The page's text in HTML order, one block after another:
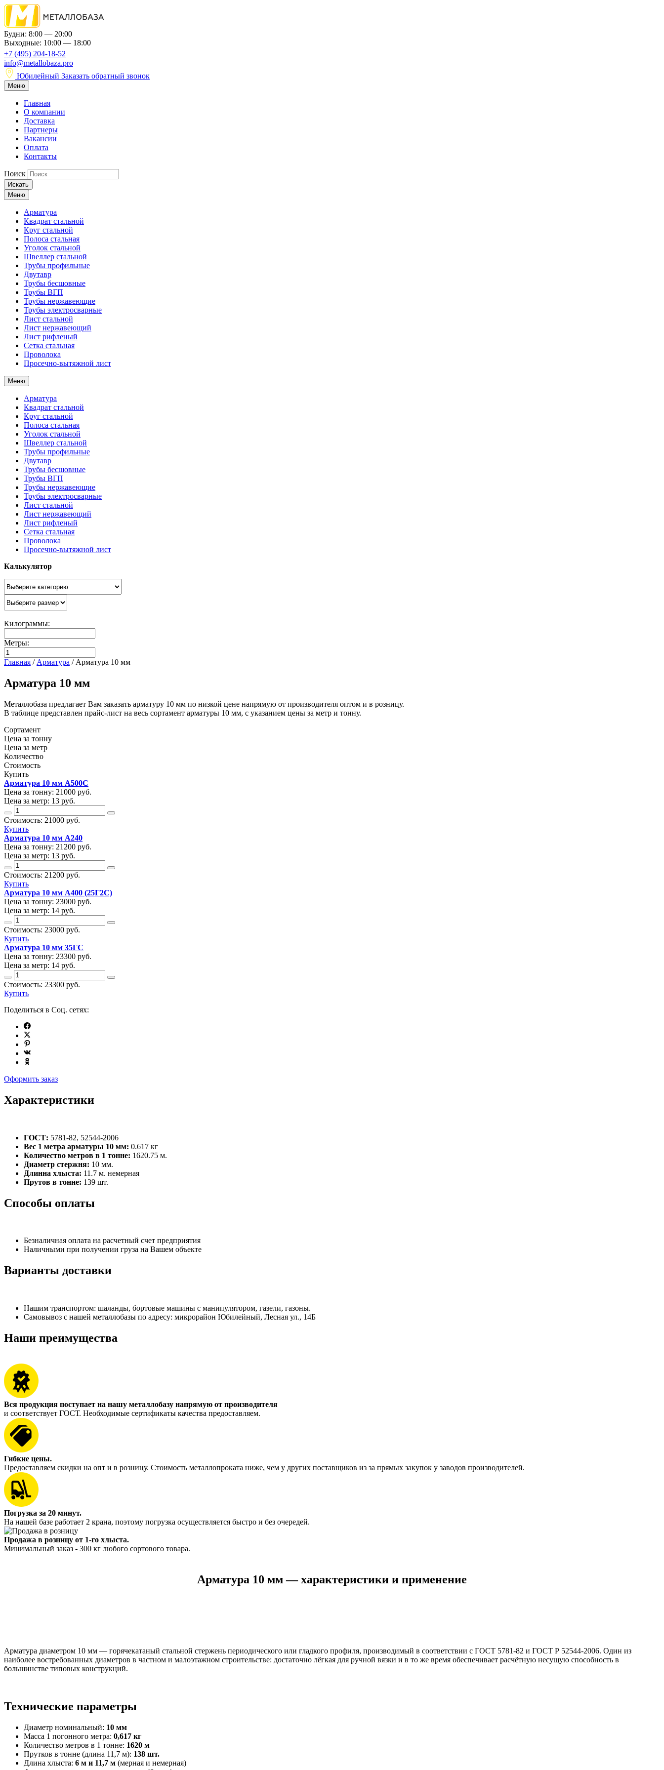
Будни: 8:00 — 20:00
Выходные: 10:00 — 18:00
+7 (495) 204-18-52
info@metallobaza.pro
Юбилейный Заказать обратный звонок
Меню
Главная
О компании
Доставка
Партнеры
Вакансии
Оплата
Контакты
Поиск
Искать
Меню
Арматура
Квадрат стальной
Круг стальной
Полоса стальная
Уголок стальной
Швеллер стальной
Трубы профильные
Двутавр
Трубы бесшовные
Трубы ВГП
Трубы нержавеющие
Трубы электросварные
Лист стальной
Лист нержавеющий
Лист рифленый
Сетка стальная
Проволока
Просечно-вытяжной лист
Меню
Арматура
Квадрат стальной
Круг стальной
Полоса стальная
Уголок стальной
Швеллер стальной
Трубы профильные
Двутавр
Трубы бесшовные
Трубы ВГП
Трубы нержавеющие
Трубы электросварные
Лист стальной
Лист нержавеющий
Лист рифленый
Сетка стальная
Проволока
Просечно-вытяжной лист
Калькулятор
Килограммы:
Метры:
Главная / Арматура / Арматура 10 мм
Арматура 10 мм
Металлобаза предлагает Вам заказать арматуру 10 мм по низкой цене напрямую от производителя оптом и в розницу.
В таблице представлен прайс-лист на весь сортамент арматуры 10 мм, с указанием цены за метр и тонну.
Сортамент
Цена за тонну
Цена за метр
Количество
Стоимость
Купить
Арматура 10 мм А500С
Цена за тонну: 21000 руб.
Цена за метр: 13 руб.
Стоимость: 21000 руб.
Купить
Арматура 10 мм А240
Цена за тонну: 21200 руб.
Цена за метр: 13 руб.
Стоимость: 21200 руб.
Купить
Арматура 10 мм А400 (25Г2С)
Цена за тонну: 23000 руб.
Цена за метр: 14 руб.
Стоимость: 23000 руб.
Купить
Арматура 10 мм 35ГС
Цена за тонну: 23300 руб.
Цена за метр: 14 руб.
Стоимость: 23300 руб.
Купить
Поделиться в Соц. сетях:
Оформить заказ
Характеристики
ГОСТ: 5781-82, 52544-2006
Вес 1 метра арматуры 10 мм: 0.617 кг
Количество метров в 1 тонне: 1620.75 м.
Диаметр стержня: 10 мм.
Длинна хлыста: 11.7 м. немерная
Прутов в тонне: 139 шт.
Способы оплаты
Безналичная оплата на расчетный счет предприятия
Наличными при получении груза на Вашем объекте
Варианты доставки
Нашим транспортом: шаланды, бортовые машины с манипулятором, газели, газоны.
Самовывоз с нашей металлобазы по адресу: микрорайон Юбилейный, Лесная ул., 14Б
Наши преимущества
Вся продукция поступает на нашу металлобазу напрямую от производителя
и соответствует ГОСТ. Необходимые сертификаты качества предоставляем.
Гибкие цены.
Предоставляем скидки на опт и в розницу. Стоимость металлопроката ниже, чем у других поставщиков из за прямых закупок у заводов производителей.
Погрузка за 20 минут.
На нашей базе работает 2 крана, поэтому погрузка осуществляется быстро и без очередей.
Продажа в розницу от 1-го хлыста.
Минимальный заказ - 300 кг любого сортового товара.
Арматура 10 мм — характеристики и применение
Арматура диаметром 10 мм — горячекатаный стальной стержень периодического или гладкого профиля, производимый в соответствии с ГОСТ 5781-82 и ГОСТ Р 52544-2006. Один из
наиболее востребованных диаметров в частном и малоэтажном строительстве: достаточно лёгкая для ручной вязки и в то же время обеспечивает расчётную несущую способность в
большинстве типовых конструкций.
Технические параметры
Диаметр номинальный: 10 мм
Масса 1 погонного метра: 0,617 кг
Количество метров в 1 тонне: 1620 м
Прутков в тонне (длина 11,7 м): 138 шт.
Длина хлыста: 6 м и 11,7 м (мерная и немерная)